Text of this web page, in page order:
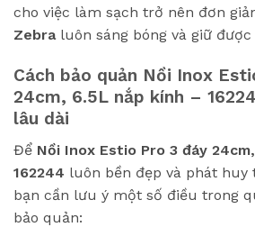
cho việc làm sạch trở nên đơn
Zebraluôn sáng bóng và giữ được
Cách bảo quản Nồi Inox
24cm, 6.5L nắp kính –
lâu dài
Để Nồi Inox Estio Pro 3 đáy
162244 luôn bền đẹp và phát huy
bạn cần lưu ý một số điều trong
bảo quản: